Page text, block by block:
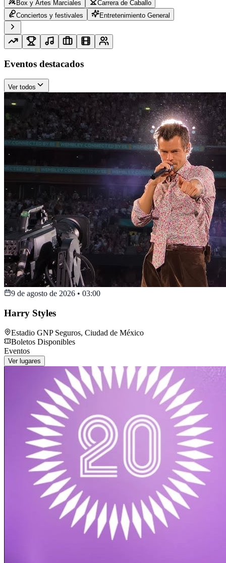
Box y Artes Marciales
Carrera de Caballo
Conciertos y festivales
Entretenimiento General
Eventos destacados
Ver todos
9 de agosto de 2026 • 03:00
Harry Styles
Estadio GNP Seguros, Ciudad de México
Boletos Disponibles
Eventos
Ver lugares